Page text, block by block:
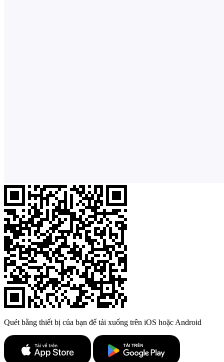
Quét bằng thiết bị của bạn để tải xuống trên iOS hoặc Android